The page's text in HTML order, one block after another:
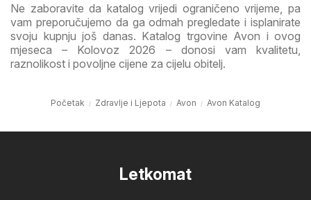
Ne zaboravite da katalog vrijedi ograničeno vrijeme, pa
vam preporučujemo da ga odmah pregledate i isplanirate
svoju kupnju još danas. Katalog trgovine Avon i ovog
mjeseca – Kolovoz 2026 – donosi vam kvalitetu,
raznolikost i povoljne cijene za cijelu obitelj.
Početak Zdravlje i Ljepota Avon Avon Katalog
Letkomat